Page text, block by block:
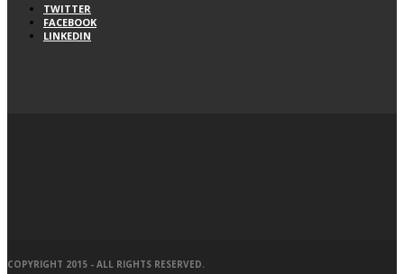
TWITTER
FACEBOOK
LINKEDIN
COPYRIGHT 2015 - ALL RIGHTS RESERVED.